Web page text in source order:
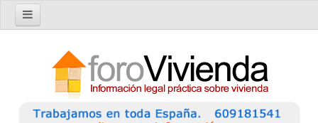
Nuevo tema
Buscar en el foro